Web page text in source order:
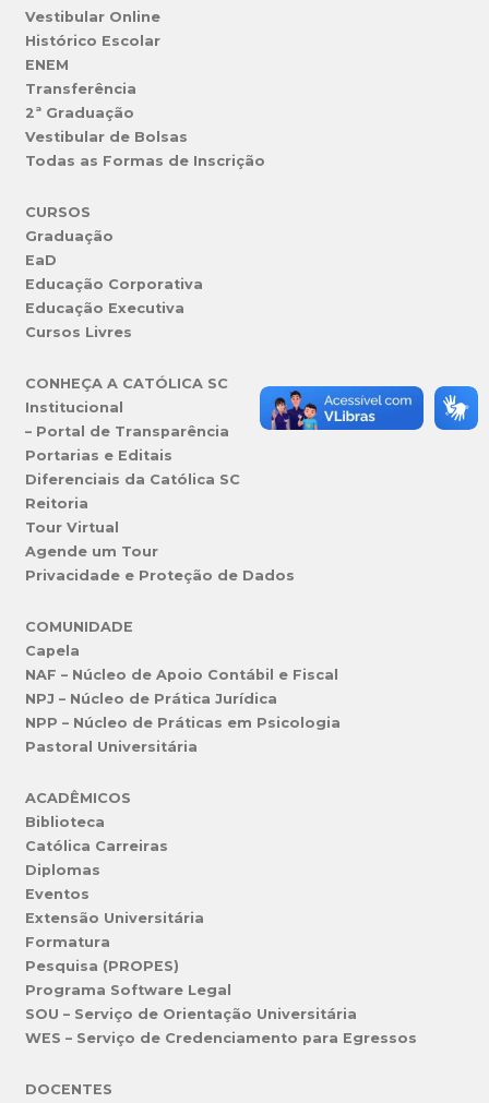
Vestibular Online
Histórico Escolar
ENEM
Transferência
2ª Graduação
Vestibular de Bolsas
Todas as Formas de Inscrição
CURSOS
Graduação
EaD
Educação Corporativa
Educação Executiva
Cursos Livres
CONHEÇA A CATÓLICA SC
Institucional
– Portal de Transparência
Portarias e Editais
Diferenciais da Católica SC
Reitoria
Tour Virtual
Agende um Tour
Privacidade e Proteção de Dados
COMUNIDADE
Capela
NAF – Núcleo de Apoio Contábil e Fiscal
NPJ – Núcleo de Prática Jurídica
NPP – Núcleo de Práticas em Psicologia
Pastoral Universitária
ACADÊMICOS
Biblioteca
Católica Carreiras
Diplomas
Eventos
Extensão Universitária
Formatura
Pesquisa (PROPES)
Programa Software Legal
SOU – Serviço de Orientação Universitária
WES – Serviço de Credenciamento para Egressos
DOCENTES